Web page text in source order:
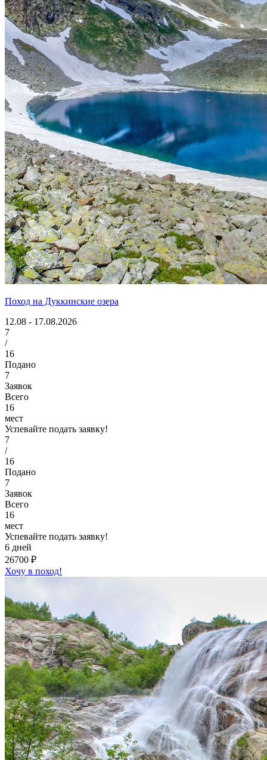
Поход на Дуккинские озера
12.08 - 17.08.2026
7
/
16
Подано
7
Заявок
Всего
16
мест
Успевайте подать заявку!
7
/
16
Подано
7
Заявок
Всего
16
мест
Успевайте подать заявку!
6 дней
26700 ₽
Хочу в поход!